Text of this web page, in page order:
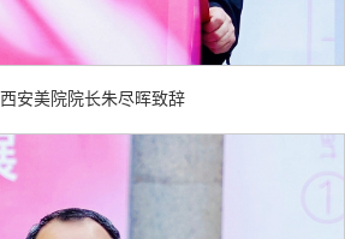
西安美院院长朱尽晖致辞